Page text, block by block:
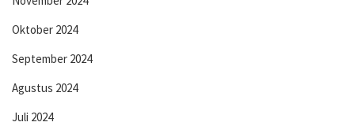
Oktober 2024
September 2024
Agustus 2024
Juli 2024